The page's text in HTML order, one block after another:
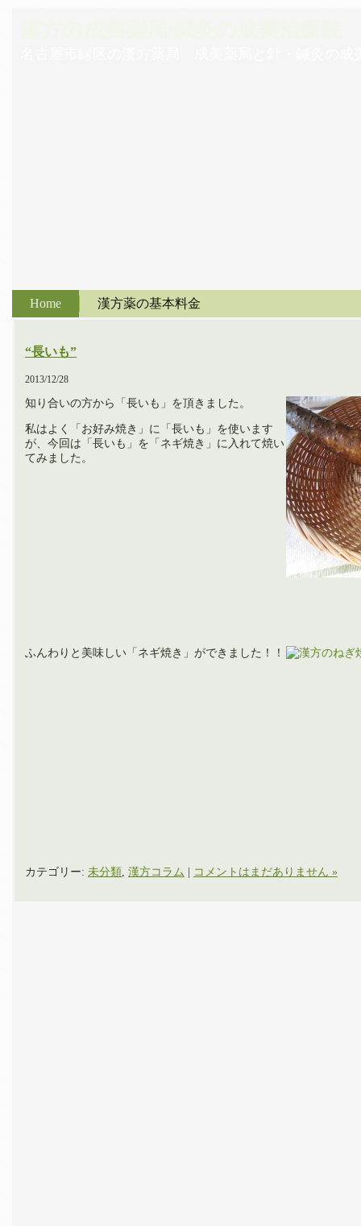
Home 漢方薬の基本料金
“長いも”
2013/12/28
知り合いの方から「長いも」を頂きました。
私はよく「お好み焼き」に「長いも」を使います
が、今回は「長いも」を「ネギ焼き」に入れて焼い
てみました。
ふんわりと美味しい「ネギ焼き」ができました！！
カテゴリー: 未分類 漢方コラム コメントはまだありません »